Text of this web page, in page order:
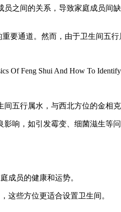
之间的关系，导致家庭成员
要通道。然而，由于卫生间五
五行属水，与西北方位的金相
响，如引发霉变、细菌滋生等
成员的健康和运势。
这些方位更适合设置卫生间。